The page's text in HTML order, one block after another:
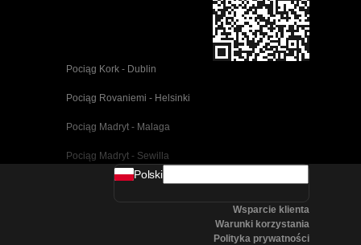
Pociąg Kork - Dublin
Pociąg Rovaniemi - Helsinki
Pociąg Madryt - Malaga
Pociąg Madryt - Sewilla
Pociąg Barcelona - Malaga
Polski
Wsparcie klienta
Warunki korzystania
Polityka prywatności